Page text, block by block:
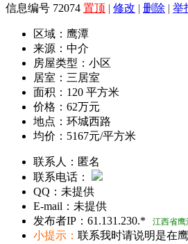
信息编号 72074 置顶 | 修改 | 删除 | 举
区域： 鹰潭
来源： 中介
房屋类型： 小区
居室： 三居室
面积： 120 平方米
价格： 62万元
地点： 环城西路
均价： 5167元/平方米
联系人： 匿名
联系电话：
QQ： 未提供
E-mail： 未提供
发布者IP： 61.131.230.* 江西省
小提示： 联系我时请说明是在